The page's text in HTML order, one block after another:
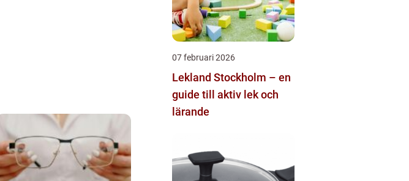
07 februari 2026
Lekland Stockholm – en
guide till aktiv lek och
lärande